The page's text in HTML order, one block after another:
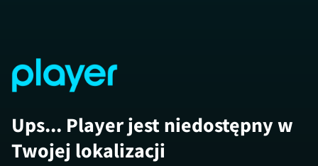
Ups... Player jest niedostępny w
Twojej lokalizacji